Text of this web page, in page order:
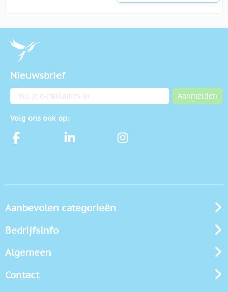
Nieuwsbrief
E-mailadres Aanmelden
Volg ons ook op:
Aanbevolen categorieën
Bedrijfsinfo
Algemeen
Contact